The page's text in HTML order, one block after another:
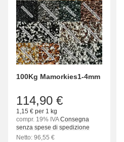
100Kg Mamorkies1-4mm
114,90 €
1,15 € per 1 kg
compr. 19% IVAConsegna
senza spese di spedizione
Netto: 96,55 €